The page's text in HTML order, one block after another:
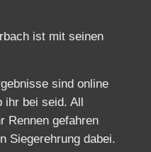
ist mit seinen
sind online
ihr bei seid. All
Rennen gefahren
Siegerehrung dabei.